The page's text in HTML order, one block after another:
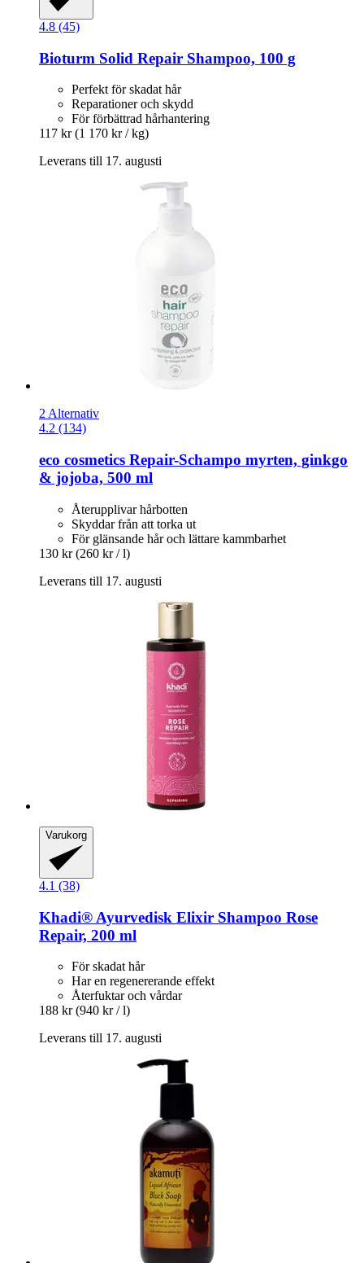
4.8 (45)
Bioturm Solid Repair Shampoo, 100 g
Perfekt för skadat hår
Reparationer och skydd
För förbättrad hårhantering
117 kr (1 170 kr / kg)
Leverans till 17. augusti
2 Alternativ
4.2 (134)
eco cosmetics Repair-​Schampo myrten, ginkgo
& jojoba, 500 ml
Återupplivar hårbotten
Skyddar från att torka ut
För glänsande hår och lättare kammbarhet
130 kr (260 kr / l)
Leverans till 17. augusti
Varukorg
4.1 (38)
Khadi® Ayurvedisk Elixir Shampoo Rose
Repair, 200 ml
För skadat hår
Har en regenererande effekt
Återfuktar och vårdar
188 kr (940 kr / l)
Leverans till 17. augusti